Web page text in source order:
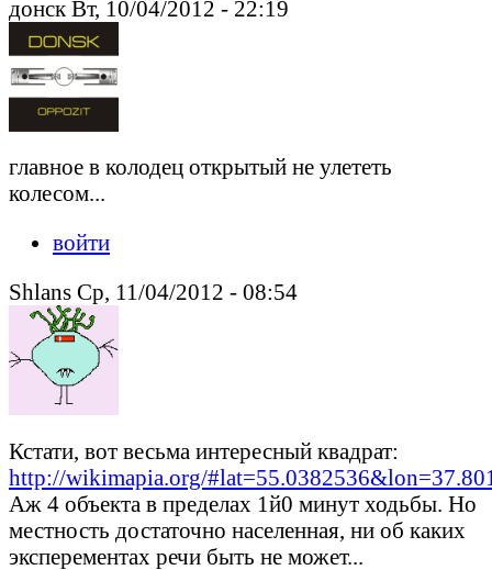
донск Вт, 10/04/2012 - 22:19
главное в колодец открытый не улететь
колесом...
войти
Shlans Ср, 11/04/2012 - 08:54
Кстати, вот весьма интересный квадрат:
http://wikimapia.org/
Аж 4 объекта в пределах 1й0 минут ходьбы. Но
местность достаточно населенная, ни об каких
эксперементах речи быть не может...